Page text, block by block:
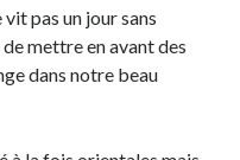
vit pas un jour sans
de mettre en avant des
dans notre beau